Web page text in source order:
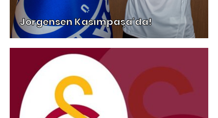
Jorgensen Kasımpaşa'da!